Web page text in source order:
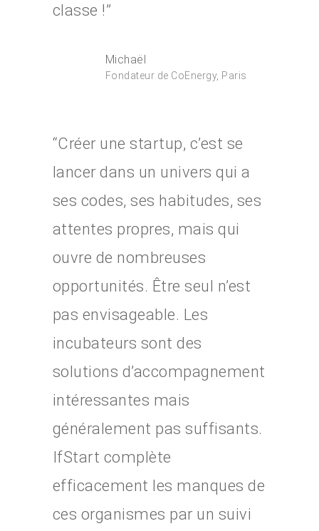
classe !”
Michaël
Fondateur de CoEnergy, Paris
“Créer une startup, c’est se
lancer dans un univers qui a
ses codes, ses habitudes, ses
attentes propres, mais qui
ouvre de nombreuses
opportunités. Être seul n’est
pas envisageable. Les
incubateurs sont des
solutions d’accompagnement
intéressantes mais
généralement pas suffisants.
IfStart complète
efficacement les manques de
ces organismes par un suivi